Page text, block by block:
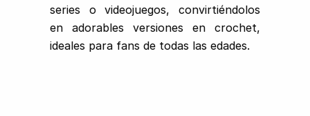
series o videojuegos, convirtiéndolos
en adorables versiones en crochet,
ideales para fans de todas las edades.